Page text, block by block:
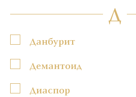
Д
Данбурит
Демантоид
Диаспор